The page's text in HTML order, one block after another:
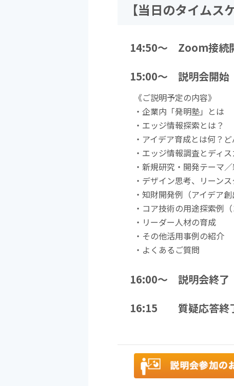
【当日のタイムス
14:50～ Zoom接続
15:00～ 説明会開始
《ご説明予定の内容》
・企業内「発明塾」とは
・エッジ情報探索とは？
・アイデア育成とは何？
・エッジ情報調査とディ
・新規研究・開発テーマ
・デザイン思考、リーン
・知財開発例（アイデア
・コア技術の用途探索例
・リーダー人材の育成
・その他活用事例の紹介
・よくあるご質問
16:00～ 説明会終了
16:15 質疑応答終了